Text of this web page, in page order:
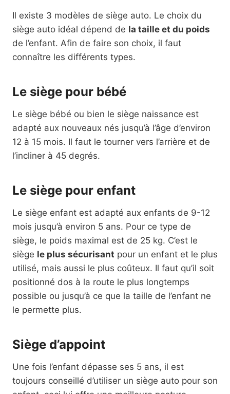
Il existe 3 modèles de siège auto. Le choix du
siège auto idéal dépend de la taille et du poids
de l’enfant. Afin de faire son choix, il faut
connaître les différents types.
Le siège pour bébé
Le siège bébé ou bien le siège naissance est
adapté aux nouveaux nés jusqu’à l’âge d’environ
12 à 15 mois. Il faut le tourner vers l’arrière et de
l’incliner à 45 degrés.
Le siège pour enfant
Le siège enfant est adapté aux enfants de 9-12
mois jusqu’à environ 5 ans. Pour ce type de
siège, le poids maximal est de 25 kg. C’est le
siège le plus sécurisant pour un enfant et le plus
utilisé, mais aussi le plus coûteux. Il faut qu’il soit
positionné dos à la route le plus longtemps
possible ou jusqu’à ce que la taille de l’enfant ne
le permette plus.
Siège d’appoint
Une fois l’enfant dépasse ses 5 ans, il est
toujours conseillé d’utiliser un siège auto pour son